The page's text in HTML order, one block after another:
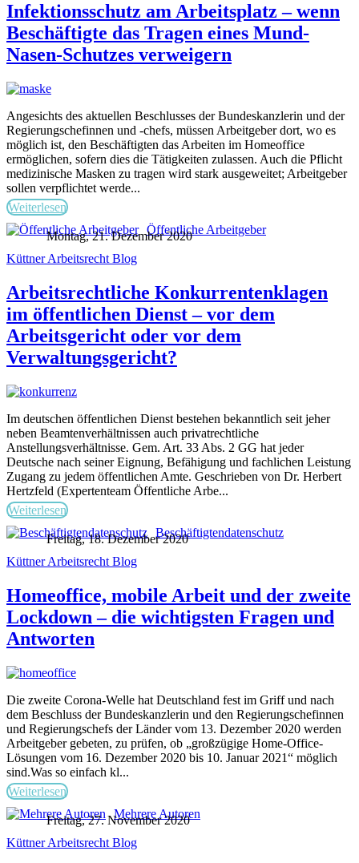
Infektionsschutz am Arbeitsplatz – wenn
Beschäftigte das Tragen eines Mund-
Nasen-Schutzes verweigern
Angesichts des aktuellen Beschlusses der Bundeskanzlerin und der
Regierungschefinnen und -chefs, müssen Arbeitgeber dort, wo es
möglich ist, den Beschäftigten das Arbeiten im Homeoffice
ermöglichen, sofern dies die Tätigkeiten zulassen. Auch die Pflicht
medizinische Masken zu tragen wird stark ausgeweitet; Arbeitgeber
sollen verpflichtet werde...
Weiterlesen
Öffentliche Arbeitgeber
Montag, 21. Dezember 2020
Küttner Arbeitsrecht Blog
Arbeitsrechtliche Konkurrentenklagen
im öffentlichen Dienst – vor dem
Arbeitsgericht oder vor dem
Verwaltungsgericht?
Im deutschen öffentlichen Dienst bestehen bekanntlich seit jeher
neben Beamtenverhältnissen auch privatrechtliche
Anstellungsverhältnisse. Gem. Art. 33 Abs. 2 GG hat jeder
Deutsche nach seiner Eignung, Befähigung und fachlichen Leistung
Zugang zu jedem öffentlichen Amte. Geschrieben von Dr. Herbert
Hertzfeld (Expertenteam Öffentliche Arbe...
Weiterlesen
Beschäftigtendatenschutz
Freitag, 18. Dezember 2020
Küttner Arbeitsrecht Blog
Homeoffice, mobile Arbeit und der zweite
Lockdown – die wichtigsten Fragen und
Antworten
Die zweite Corona-Welle hat Deutschland fest im Griff und nach
dem Beschluss der Bundeskanzlerin und den Regierungschefinnen
und Regierungschefs der Länder vom 13. Dezember 2020 werden
Arbeitgeber gebeten, zu prüfen, ob „großzügige Home-Office-
Lösungen vom 16. Dezember 2020 bis 10. Januar 2021“ möglich
sind.Was so einfach kl...
Weiterlesen
Mehrere Autoren
Freitag, 27. November 2020
Küttner Arbeitsrecht Blog